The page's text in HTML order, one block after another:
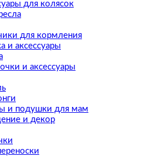
для колясок
для кормления
и аксессуары
и аксессуары
и подушки для мам
и декор